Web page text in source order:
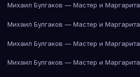
Михаил Булгаков — Мастер и Маргарита
Михаил Булгаков — Мастер и Маргарита
Михаил Булгаков — Мастер и Маргарита
Михаил Булгаков — Мастер и Маргарита